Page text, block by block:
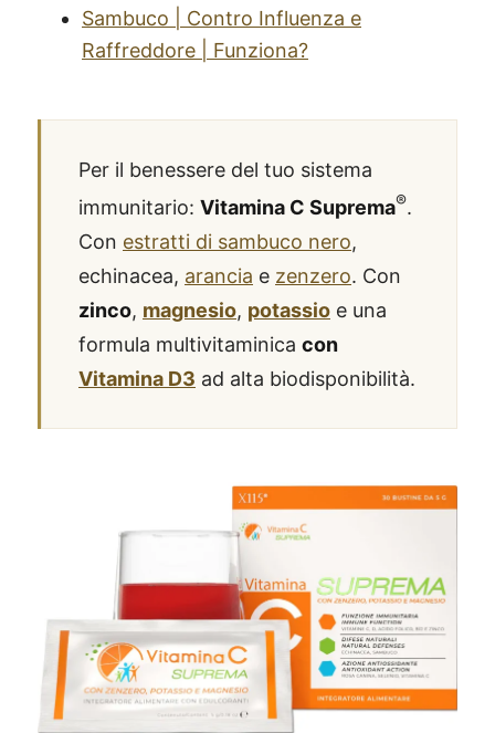
Sambuco | Contro Influenza e
Raffreddore | Funziona?
Per il benessere del tuo sistema
immunitario: Vitamina C Suprema®.
Con estratti di sambuco nero,
echinacea, arancia e zenzero. Con
zinco, magnesio, potassio e una
formula multivitaminica con
Vitamina D3 ad alta biodisponibilità.
X115®-
SCOPRI COME FUNZIONA